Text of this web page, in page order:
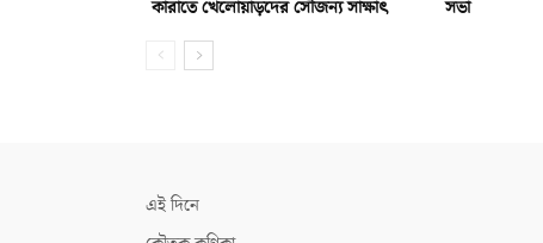
কারাতে খেলোয়াড়দের সৌজন্য সাক্ষাৎ
সভা
এই দিনে